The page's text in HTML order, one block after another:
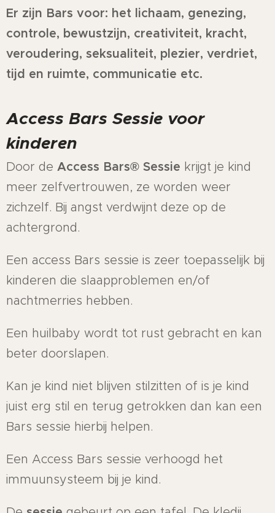
Er zijn Bars voor: het lichaam, genezing,
controle, bewustzijn, creativiteit, kracht,
veroudering, seksualiteit, plezier, verdriet,
tijd en ruimte, communicatie etc.
Access Bars Sessie voor
kinderen
Door de Access Bars® Sessie krijgt je kind
meer zelfvertrouwen, ze worden weer
zichzelf. Bij angst verdwijnt deze op de
achtergrond.
Een access Bars sessie is zeer toepasselijk bij
kinderen die slaapproblemen en/of
nachtmerries hebben.
Een huilbaby wordt tot rust gebracht en kan
beter doorslapen.
Kan je kind niet blijven stilzitten of is je kind
juist erg stil en terug getrokken dan kan een
Bars sessie hierbij helpen.
Een Access Bars sessie verhoogd het
immuunsysteem bij je kind.